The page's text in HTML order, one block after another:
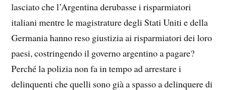
lasciato che l’Argentina derubasse i risparmiatori
italiani mentre le magistrature degli Stati Uniti e della
Germania hanno reso giustizia ai risparmiatori dei loro
paesi, costringendo il governo argentino a pagare?
Perché la polizia non fa in tempo ad arrestare i
delinquenti che quelli sono già a spasso a delinquere di